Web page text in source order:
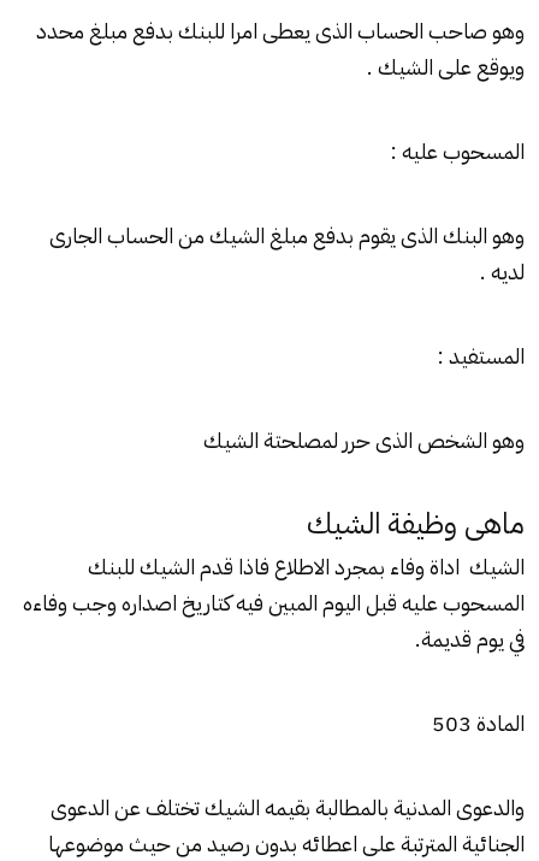
وهو صاحب الحساب الذى يعطى امرا للبنك بدفع مبلغ محدد
ويوقع على الشيك .
المسحوب عليه :
وهو البنك الذى يقوم بدفع مبلغ الشيك من الحساب الجارى
لديه .
المستفيد :
وهو الشخص الذى حرر لمصلحتة الشيك
ماهى وظيفة الشيك
الشيك اداة وفاء بمجرد الاطلاع فاذا قدم الشيك للبنك
المسحوب عليه قبل اليوم المبين فيه كتاريخ اصداره وجب وفاءه
في يوم قديمة.
المادة 503
والدعوى المدنية بالمطالبة بقيمه الشيك تختلف عن الدعوى
الجنائية المترتبة على اعطائه بدون رصيد من حيث موضوعها